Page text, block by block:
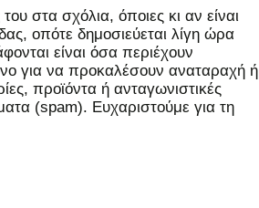
στα σχόλια, όποιες κι αν είναι
οπότε δημοσιεύεται λίγη ώρα
είναι όσα περιέχουν
για να προκαλέσουν αναταραχή ή
προϊόντα ή ανταγωνιστικές
(spam). Ευχαριστούμε για τη